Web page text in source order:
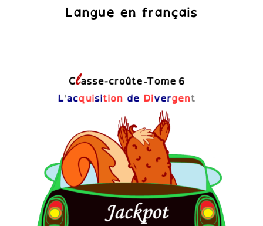
Langue en français